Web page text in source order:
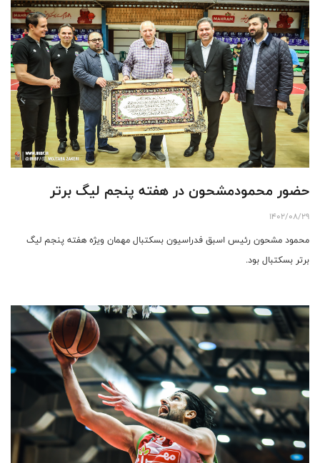
حضور محمودمشحون در هفته پنجم ليگ برتر
1402/08/29
محمود مشحون رئيس اسبق فدراسيون بسكتبال مهمان ويژه هفته پنجم ليگ
برتر بسكتبال بود.